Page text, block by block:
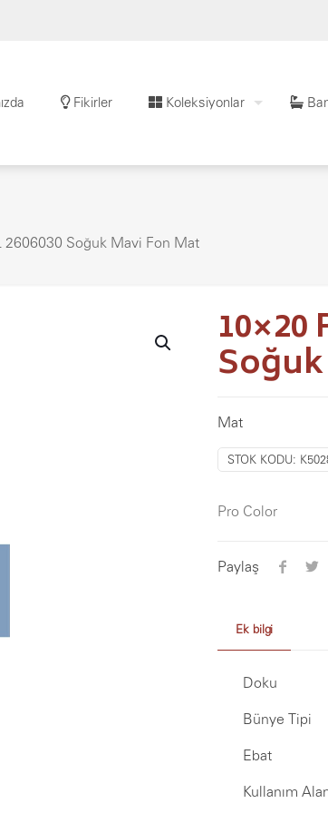
Fikirler Koleksiyonlar
2606030 Soğuk Mavi Fon Mat
10×20
Mat
STOK KODU:
Pro Color
Paylaş
Ek bilgi
Doku
Bünye Tipi
Ebat
Kullanım